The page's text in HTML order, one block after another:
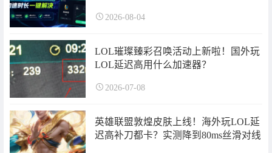
2026-08-04
LOL璀璨臻彩召唤活动上新啦！国外玩
LOL延迟高用什么加速器？
2026-07-08
英雄联盟敦煌皮肤上线！海外玩LOL延
迟高补刀都卡？实测降到80ms丝滑对线